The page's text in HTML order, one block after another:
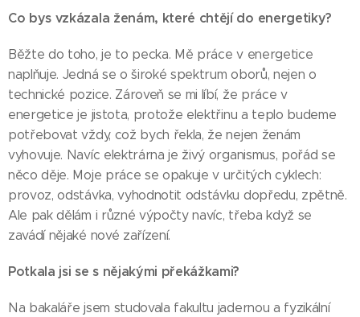
Co bys vzkázala ženám, které chtějí do energetiky?
Běžte do toho, je to pecka. Mě práce v energetice
naplňuje. Jedná se o široké spektrum oborů, nejen o
technické pozice. Zároveň se mi líbí, že práce v
energetice je jistota, protože elektřinu a teplo budeme
potřebovat vždy, což bych řekla, že nejen ženám
vyhovuje. Navíc elektrárna je živý organismus, pořád se
něco děje. Moje práce se opakuje v určitých cyklech:
provoz, odstávka, vyhodnotit odstávku dopředu, zpětně.
Ale pak dělám i různé výpočty navíc, třeba když se
zavádí nějaké nové zařízení.
Potkala jsi se s nějakými překážkami?
Na bakaláře jsem studovala fakultu jadernou a fyzikální